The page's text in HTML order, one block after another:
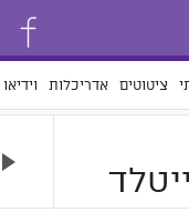
ציטוטים אדריכלות וידיאו